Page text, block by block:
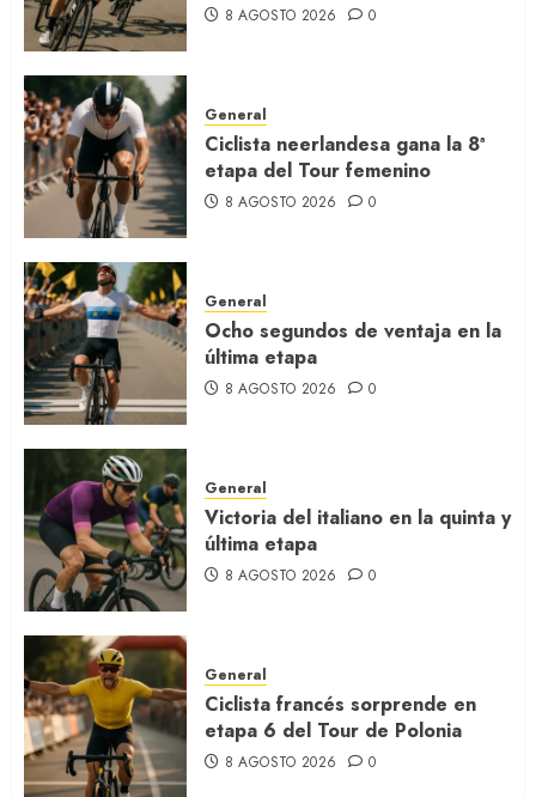
8 AGOSTO 2026 0
General
Ciclista neerlandesa gana la 8ª
etapa del Tour femenino
8 AGOSTO 2026 0
General
Ocho segundos de ventaja en la
última etapa
8 AGOSTO 2026 0
General
Victoria del italiano en la quinta y
última etapa
8 AGOSTO 2026 0
General
Ciclista francés sorprende en
etapa 6 del Tour de Polonia
8 AGOSTO 2026 0